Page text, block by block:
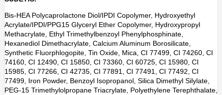
Bis-HEA Polycaprolactone Diol/IPDI Copolymer, Hydroxyethyl
Acrylate/IPDI/PPG15 Glyceryl Ether Copolymer, Hydroxypropyl
Methacrylate, Ethyl Trimethylbenzoyl Phenylphosphinate,
Hexanediol Dimethacrylate, Calcium Aluminum Borosilicate,
Synthetic Fluorphlogopite, Tin Oxide, Mica, CI 77499, CI 74260, CI
74160, CI 12490, CI 15850, CI 73360, CI 60725, CI 15980, CI
15985, CI 77266, CI 42735, CI 77891, CI 77491, CI 77492, CI
77499, Iron Powder, Benzoyl Isopropanol, Silica Dimethyl Silylate,
PEG-15 Trimethylolpropane Triacrylate, Polyethylene Terephthalate,